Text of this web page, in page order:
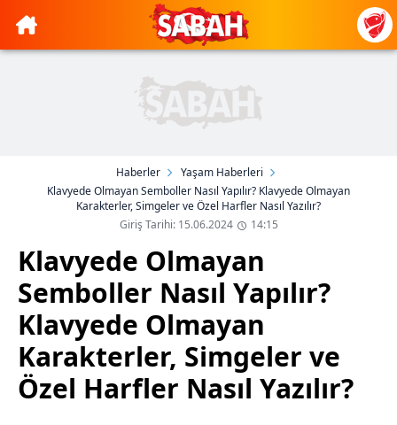
Haberler
Yaşam Haberleri
Klavyede Olmayan Semboller Nasıl Yapılır? Klavyede Olmayan
Karakterler, Simgeler ve Özel Harfler Nasıl Yazılır?
Giriş Tarihi: 15.06.2024
14:15
Klavyede Olmayan
Semboller Nasıl Yapılır?
Klavyede Olmayan
Karakterler, Simgeler ve
Özel Harfler Nasıl Yazılır?